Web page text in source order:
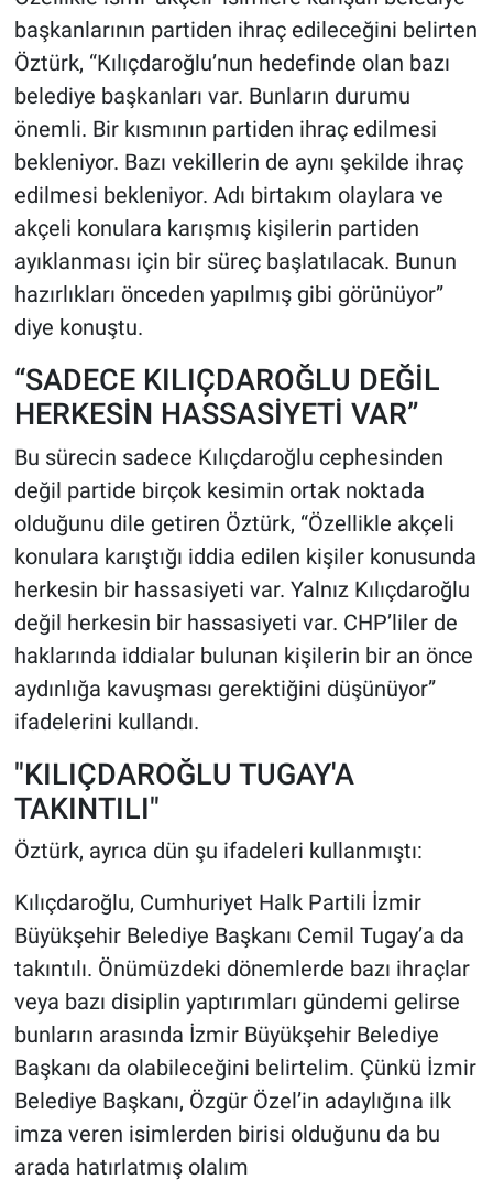
başkanlarının partiden ihraç edileceğini belirten
Öztürk, “Kılıçdaroğlu’nun hedefinde olan bazı
belediye başkanları var. Bunların durumu
önemli. Bir kısmının partiden ihraç edilmesi
bekleniyor. Bazı vekillerin de aynı şekilde ihraç
edilmesi bekleniyor. Adı birtakım olaylara ve
akçeli konulara karışmış kişilerin partiden
ayıklanması için bir süreç başlatılacak. Bunun
hazırlıkları önceden yapılmış gibi görünüyor”
diye konuştu.
“SADECE KILIÇDAROĞLU DEĞİL
HERKESİN HASSASİYETİ VAR”
Bu sürecin sadece Kılıçdaroğlu cephesinden
değil partide birçok kesimin ortak noktada
olduğunu dile getiren Öztürk, “Özellikle akçeli
konulara karıştığı iddia edilen kişiler konusunda
herkesin bir hassasiyeti var. Yalnız Kılıçdaroğlu
değil herkesin bir hassasiyeti var. CHP’liler de
haklarında iddialar bulunan kişilerin bir an önce
aydınlığa kavuşması gerektiğini düşünüyor”
ifadelerini kullandı.
"KILIÇDAROĞLU TUGAY'A
TAKINTILI"
Öztürk, ayrıca dün şu ifadeleri kullanmıştı:
Kılıçdaroğlu, Cumhuriyet Halk Partili İzmir
Büyükşehir Belediye Başkanı Cemil Tugay’a da
takıntılı. Önümüzdeki dönemlerde bazı ihraçlar
veya bazı disiplin yaptırımları gündemi gelirse
bunların arasında İzmir Büyükşehir Belediye
Başkanı da olabileceğini belirtelim. Çünkü İzmir
Belediye Başkanı, Özgür Özel’in adaylığına ilk
imza veren isimlerden birisi olduğunu da bu
arada hatırlatmış olalım